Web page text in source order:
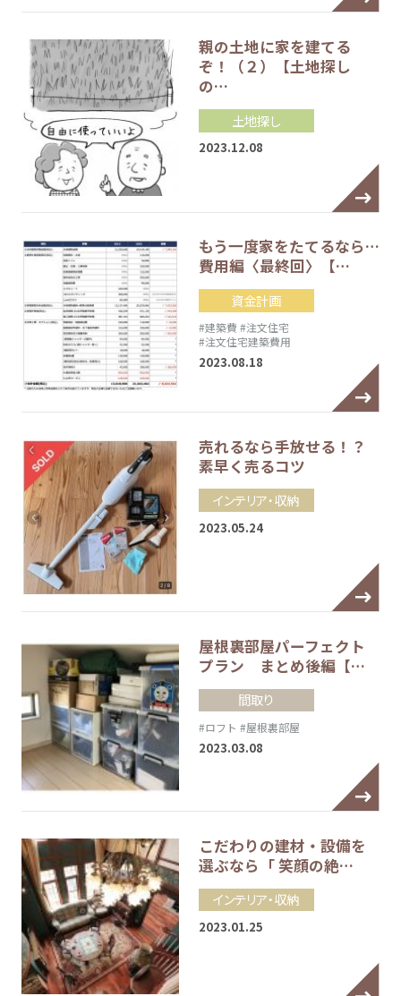
親の土地に家を建てる
ぞ！（２）【土地探し
の…
土地探し
2023.12.08
もう一度家をたてるなら…
費用編〈最終回〉【…
資金計画
#建築費 #注文住宅
#注文住宅建築費用
2023.08.18
売れるなら手放せる！？
素早く売るコツ
インテリア・収納
2023.05.24
屋根裏部屋パーフェクト
プラン まとめ後編【…
間取り
#ロフト #屋根裏部屋
2023.03.08
こだわりの建材・設備を
選ぶなら「 笑顔の絶…
インテリア・収納
2023.01.25